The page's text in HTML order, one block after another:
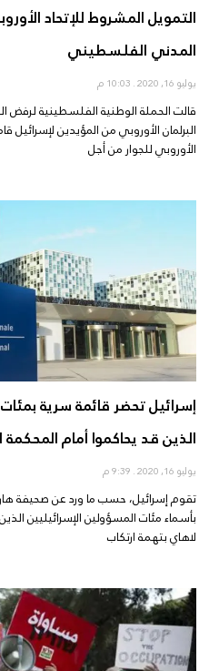
التمويل المشروط للإتحاد
المدني الفلسطيني
يوليو 16, 2020
البرلمان الأوروبي من المؤيدين لإسرائيل
الأوروبي للجوار من أجل
إسرائيل تحضر قائمة سرية
الذين قد يحاكموا أمام المحكمة
يوليو 16, 2020
تقوم إسرائيل، حسب ما ورد عن صحيفة
بأسماء مئات المسؤولين الإسرائيليين
لاهاي بتهمة ارتكاب